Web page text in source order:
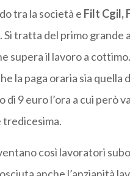
tra la società e Filt Cgil,
. Si tratta del primo grande
supera il lavoro a cottimo.
la paga oraria sia quella
di 9 euro l’ora a cui però
così lavoratori